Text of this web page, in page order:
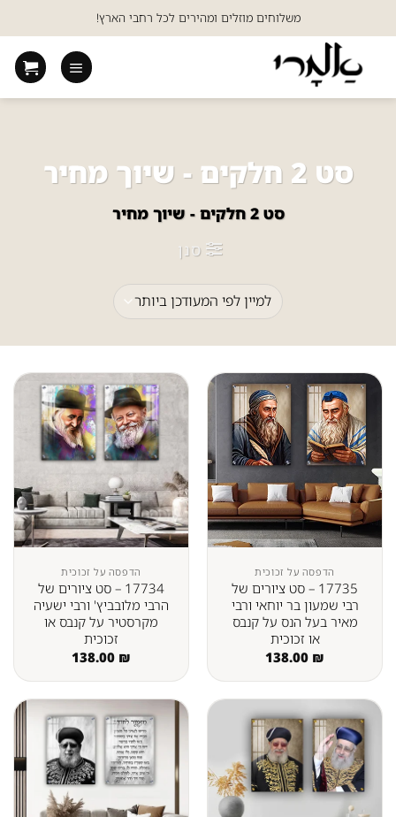
to
content
משלוחים מוזלים ומהירים לכל רחבי הארץ!
סט 2 חלקים - שיוך מחיר
סט 2 חלקים - שיוך מחיר
סנן
הדפסה על זכוכית
17735 – סט ציורים של
רבי שמעון בר יוחאי ורבי
מאיר בעל הנס על קנבס
או זכוכית
138.00 ₪
הדפסה על זכוכית
17734 – סט ציורים של
הרבי מלובביץ' ורבי ישעיה
מקרסטיר על קנבס או
זכוכית
138.00 ₪